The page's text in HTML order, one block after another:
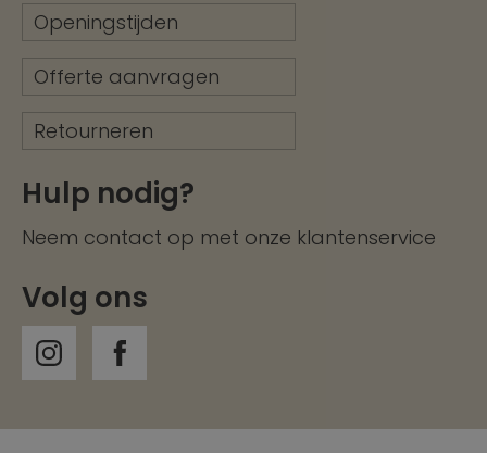
Openingstijden
Offerte aanvragen
Retourneren
Hulp nodig?
Neem contact op met onze klantenservice
Volg ons